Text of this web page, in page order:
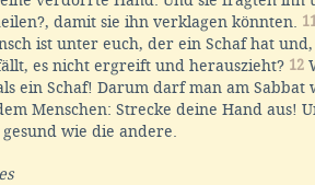
damit sie ihn verklagen könnten.
ist unter euch, der ein Schaf hat und,
es nicht ergreift und herauszieht? 12
ein Schaf! Darum darf man am Sabbat
Menschen: Strecke deine Hand aus!
wie die andere.